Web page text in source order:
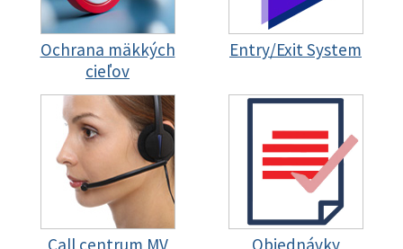
Ochrana mäkkých
cieľov
Entry/Exit System